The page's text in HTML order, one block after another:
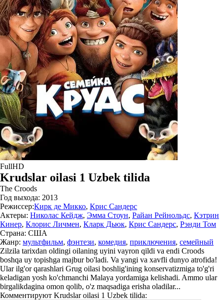
FullHD
Krudslar oilasi 1 Uzbek tilida
The Croods
Год выхода: 2013
Режиссер:Кирк де Микко, Крис Сандерс
Актеры: Николас Кейдж, Эмма Стоун, Райан Рейнольдс, Кэтрин
Кинер, Клорис Личмен, Кларк Дьюк, Крис Сандерс, Рэнди Том
Страна: США
Жанр: мультфильм, фэнтези, комедия, приключения, семейный
Zilzila tarixdan oldingi oilaning uyini vayron qildi va endi Croods
boshqa uy topishga majbur bo'ladi. Va yangi va xavfli dunyo atrofida!
Ular ilg'or qarashlari Grug oilasi boshlig'ining konservatizmiga to'g'ri
keladigan yosh ko'chmanchi Malaya yordamiga kelishadi. Ammo ular
birgalikdagina omon qolib, o'z maqsadiga erisha oladilar...
Комментируют Krudslar oilasi 1 Uzbek tilida: